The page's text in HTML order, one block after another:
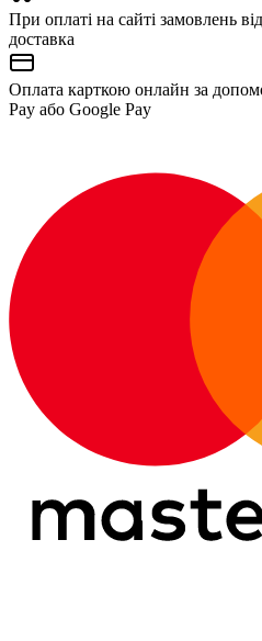
При оплаті на сайті замовлень
доставка
Оплата карткою онлайн за
Pay або Google Pay